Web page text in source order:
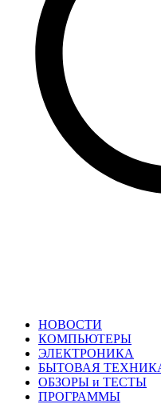
НОВОСТИ
КОМПЬЮТЕРЫ
ЭЛЕКТРОНИКА
БЫТОВАЯ
ОБЗОРЫ и ТЕСТЫ
ПРОГРАММЫ